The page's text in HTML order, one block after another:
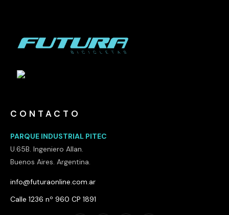
CONTACTO
PARQUE INDUSTRIAL PITEC
U.65B. Ingeniero Allan.
Buenos Aires. Argentina.
info@futuraonline.com.ar
Calle 1236 nº 960 CP 1891